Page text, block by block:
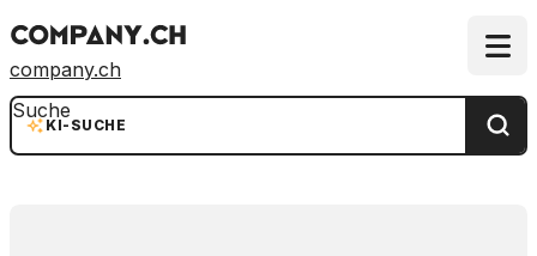
company.ch
KI-SUCHE
Suche